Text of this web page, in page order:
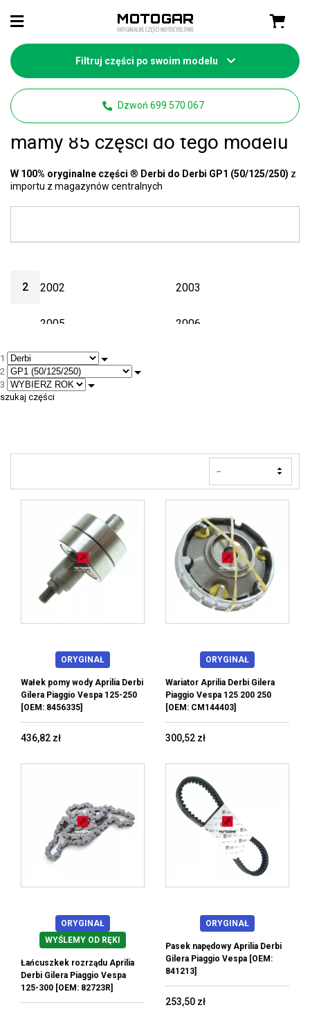
Filtruj części po swoim modelu
Dzwoń 699 570 067
Strona główna Części Derbi
Derbi GP1 (50/125/250) części-
mamy 85 części do tego modelu
W 100% oryginalne części ® Derbi do Derbi GP1 (50/125/250) z
importu z magazynów centralnych
1
2
3
szukaj części
2 2002 2003
2005 2006
2009
--
ORYGINAŁ
Wałek pomy wody Aprilia Derbi
Gilera Piaggio Vespa 125-250
[OEM: 8456335]
436,82 zł
ORYGINAŁ
Wariator Aprilia Derbi Gilera
Piaggio Vespa 125 200 250
[OEM: CM144403]
300,52 zł
ORYGINAŁ
WYŚLEMY OD RĘKI
Łańcuszkek rozrządu Aprilia
Derbi Gilera Piaggio Vespa
125-300 [OEM: 82723R]
ORYGINAŁ
Pasek napędowy Aprilia Derbi
Gilera Piaggio Vespa [OEM:
841213]
253,50 zł